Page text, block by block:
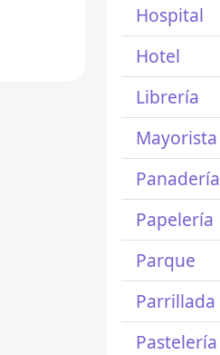
Hospital
Hotel
Librería
Mayorista
Panadería
Papelería
Parque
Parrillada
Pastelería